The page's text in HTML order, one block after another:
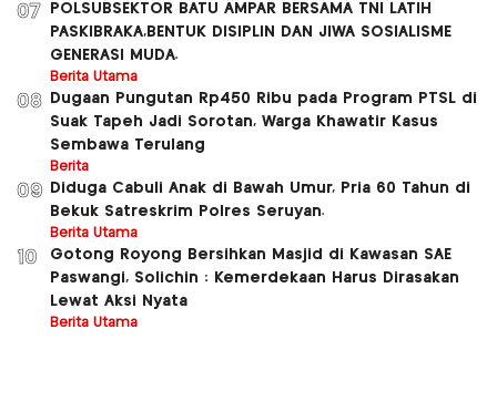
07
POLSUBSEKTOR BATU AMPAR BERSAMA TNI LATIH
PASKIBRAKA,BENTUK DISIPLIN DAN JIWA SOSIALISME
GENERASI MUDA.
Berita Utama
08
Dugaan Pungutan Rp450 Ribu pada Program PTSL di
Suak Tapeh Jadi Sorotan, Warga Khawatir Kasus
Sembawa Terulang
Berita
09
Diduga Cabuli Anak di Bawah Umur, Pria 60 Tahun di
Bekuk Satreskrim Polres Seruyan.
Berita Utama
10
Gotong Royong Bersihkan Masjid di Kawasan SAE
Paswangi, Solichin : Kemerdekaan Harus Dirasakan
Lewat Aksi Nyata
Berita Utama